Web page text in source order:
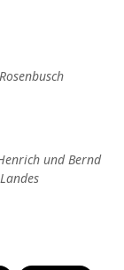
und Bernd
Landes